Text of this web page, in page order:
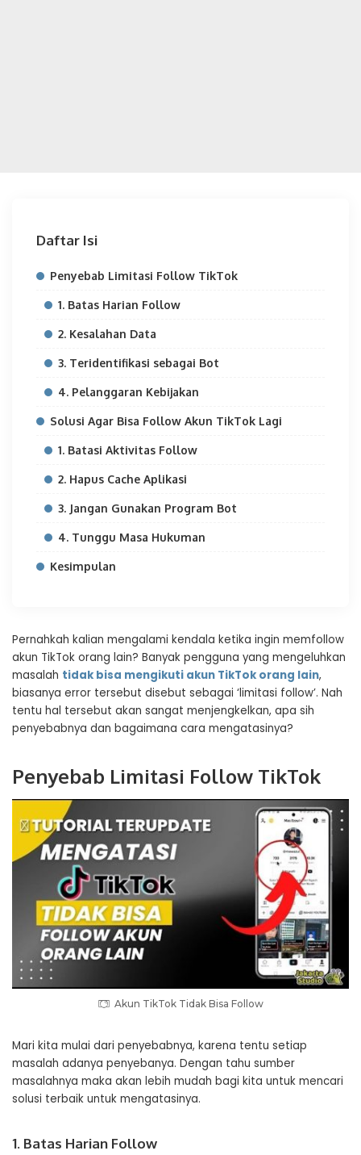
Daftar Isi
Penyebab Limitasi Follow TikTok
1. Batas Harian Follow
2. Kesalahan Data
3. Teridentifikasi sebagai Bot
4. Pelanggaran Kebijakan
Solusi Agar Bisa Follow Akun TikTok Lagi
1. Batasi Aktivitas Follow
2. Hapus Cache Aplikasi
3. Jangan Gunakan Program Bot
4. Tunggu Masa Hukuman
Kesimpulan
Pernahkah kalian mengalami kendala ketika ingin memfollow
akun TikTok orang lain? Banyak pengguna yang mengeluhkan
masalah tidak bisa mengikuti akun TikTok orang lain,
biasanya error tersebut disebut sebagai ‘limitasi follow’. Nah
tentu hal tersebut akan sangat menjengkelkan, apa sih
penyebabnya dan bagaimana cara mengatasinya?
Penyebab Limitasi Follow TikTok
Akun TikTok Tidak Bisa Follow
Mari kita mulai dari penyebabnya, karena tentu setiap
masalah adanya penyebanya. Dengan tahu sumber
masalahnya maka akan lebih mudah bagi kita untuk mencari
solusi terbaik untuk mengatasinya.
1. Batas Harian Follow